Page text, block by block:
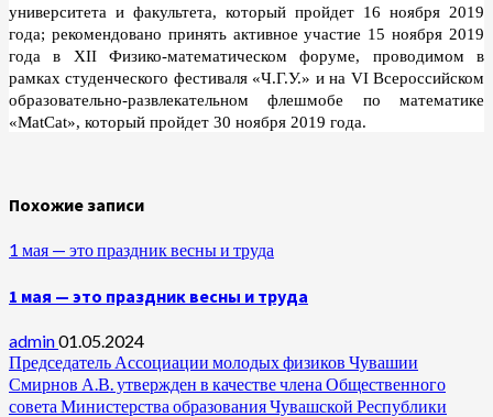
университета и факультета, который пройдет 16 ноября 2019
года; рекомендовано принять активное участие 15 ноября 2019
года в XII Физико-математическом форуме, проводимом в
рамках студенческого фестиваля «Ч.Г.У.» и на VI Всероссийском
образовательно-развлекательном флешмобе по математике
«MatCat», который пройдет 30 ноября 2019 года.
Похожие записи
1 мая — это праздник весны и труда
1 мая — это праздник весны и труда
admin01.05.2024
Председатель Ассоциации молодых физиков Чувашии
Смирнов А.В. утвержден в качестве члена Общественного
совета Министерства образования Чувашской Республики